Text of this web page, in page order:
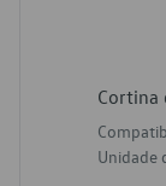
Cortina
Unidade